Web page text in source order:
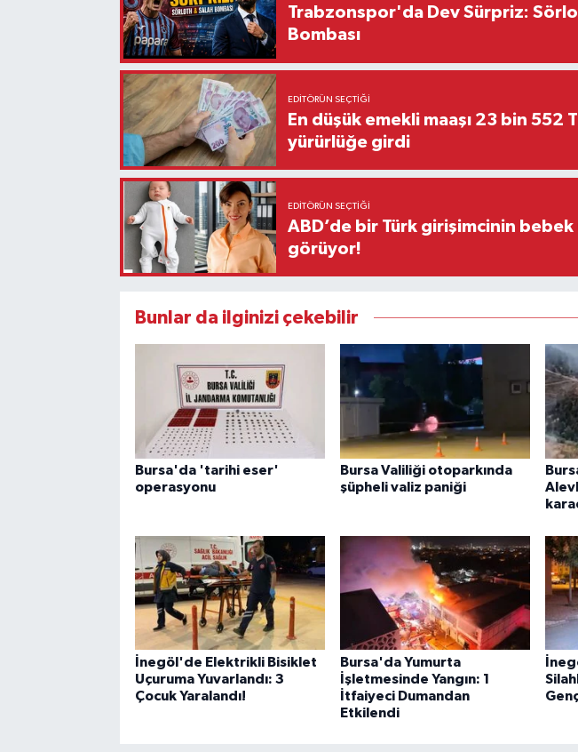
Trabzonspor'da Dev Sürpriz:
Bombası
EDITÖRÜN SEÇTIĞI
En düşük emekli maaşı 23 bin 552
yürürlüğe girdi
EDITÖRÜN SEÇTIĞI
ABD’de bir Türk girişimcinin
görüyor!
Bunlar da ilginizi çekebilir
Bursa'da 'tarihi eser'
operasyonu
Bursa Valiliği otoparkında
şüpheli valiz paniği
İnegöl'de Elektrikli Bisiklet
Uçuruma Yuvarlandı: 3
Çocuk Yaralandı!
Bursa'da Yumurta
İşletmesinde Yangın: 1
İtfaiyeci Dumandan
Etkilendi